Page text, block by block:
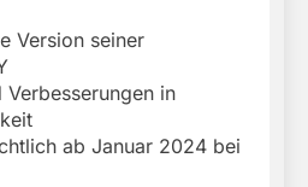
Version seiner
Verbesserungen in
ab Januar 2024 bei